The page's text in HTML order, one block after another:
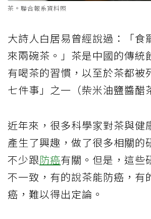
茶。聯合報系資料照
大詩人白居易曾經說過：「食
來兩碗茶。」茶是中國的傳統
有喝茶的習慣，以至於茶都被
七件事」之一（柴米油鹽醬醋
近年來，很多科學家對茶與健
產生了興趣，做了很多相關的
不少跟防癌有關。但是，這些
不一致，有的說茶能防癌，有
癌，難以得出定論。